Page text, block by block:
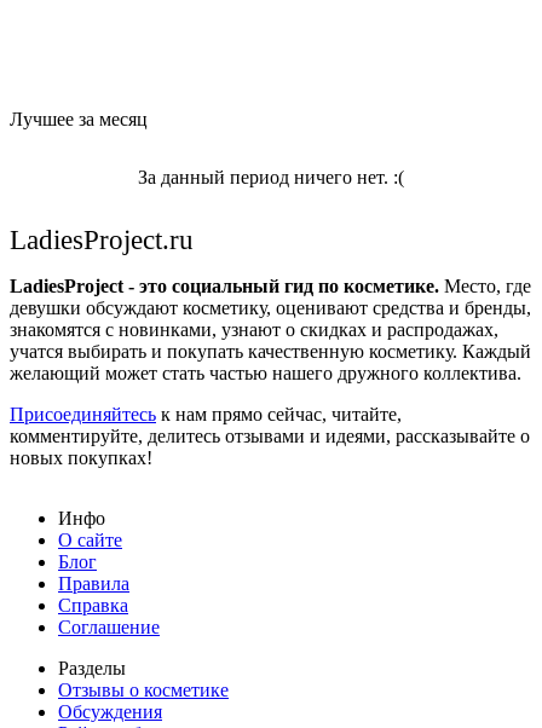
Лучшее за месяц
За данный период ничего нет. :(
LadiesProject.ru
LadiesProject - это социальный гид по косметике. Место, где
девушки обсуждают косметику, оценивают средства и бренды,
знакомятся с новинками, узнают о скидках и распродажах,
учатся выбирать и покупать качественную косметику. Каждый
желающий может стать частью нашего дружного коллектива.
Присоединяйтесь к нам прямо сейчас, читайте,
комментируйте, делитесь отзывами и идеями, рассказывайте о
новых покупках!
Инфо
О сайте
Блог
Правила
Справка
Соглашение
Разделы
Отзывы о косметике
Обсуждения